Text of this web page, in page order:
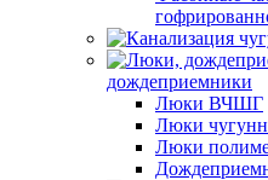
дождеприемники
Люки ВЧШГ
Люки
Люки